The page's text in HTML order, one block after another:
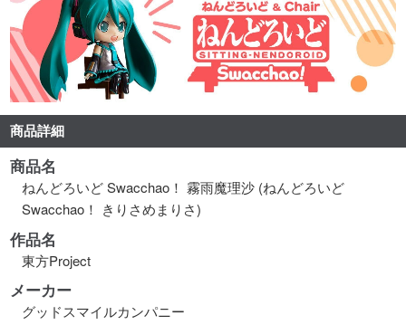
商品詳細
商品名
ねんどろいど Swacchao！ 霧雨魔理沙 (ねんどろいど
Swacchao！ きりさめまりさ)
作品名
東方Project
メーカー
グッドスマイルカンパニー